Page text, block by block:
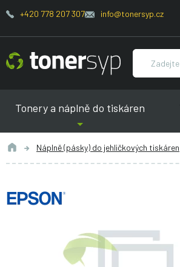
+420 778 207 307 info@tonersyp.cz
Tonery a náplně do tiskáren
Náplně (pásky) do jehličkových tiskáren